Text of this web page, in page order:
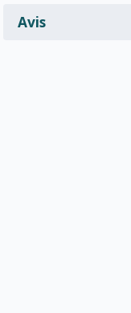
Avis